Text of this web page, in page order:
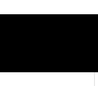
Proizvođač